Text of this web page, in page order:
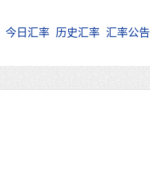
今日汇率 历史汇率 汇率公告